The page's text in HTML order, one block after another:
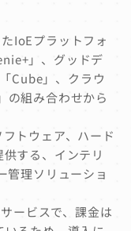
IoEプラットフォ
」、グッドデ
Cube」、クラウ
の組み合わせから
トウェア、ハード
する、インテリ
管理ソリューショ
ービスで、課金は